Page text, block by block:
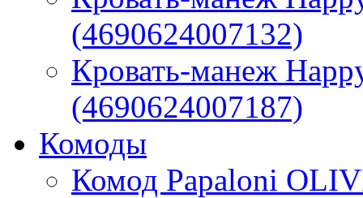
(4690624007132)
Кровать-манеж
(4690624007187)
Комоды
Комод Papaloni